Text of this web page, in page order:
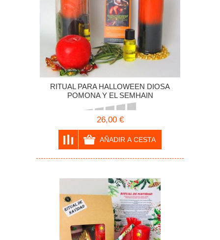
RITUAL PARA HALLOWEEN DIOSA
POMONA Y EL SEMHAIN
26,00 €